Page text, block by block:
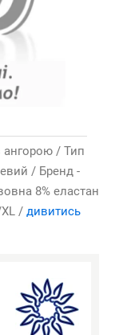
ангорою / Тип
/ Бренд -
8% еластан
XL / дивитись